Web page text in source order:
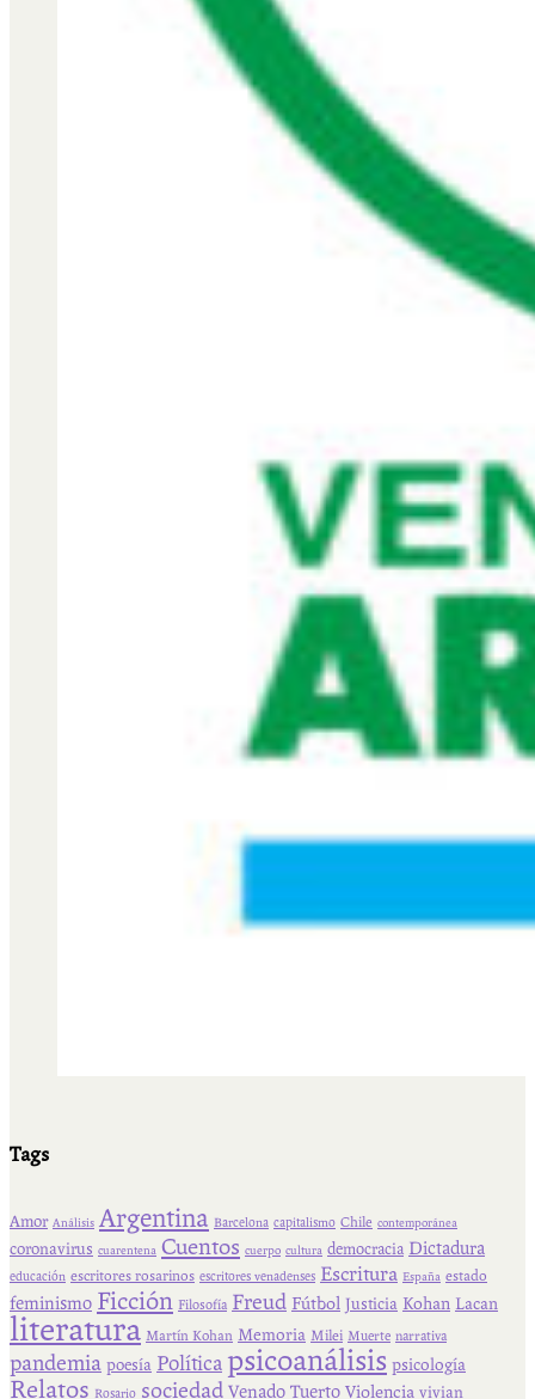
Tags
Amor Análisis Argentina Barcelona capitalismo Chile contemporánea
coronavirus cuarentena Cuentos cuerpo cultura democracia Dictadura
educación escritores rosarinos escritores venadenses Escritura España estado
feminismo Ficción Filosofía Freud Fútbol Justicia Kohan Lacan
literatura Martín Kohan Memoria Milei Muerte narrativa
pandemia poesía Política psicoanálisis psicología
Relatos Rosario sociedad Venado Tuerto Violencia vivian